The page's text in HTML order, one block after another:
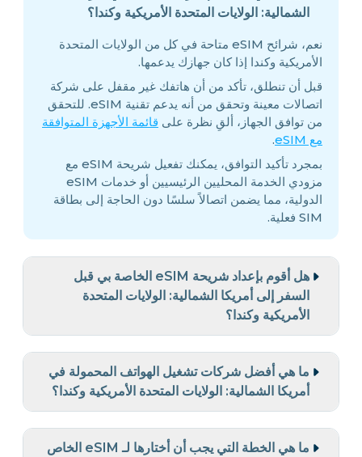
الشمالية: الولايات المتحدة الأمريكية وكندا؟
نعم، شرائح eSIM متاحة في كل من الولايات المتحدة
الأمريكية وكندا إذا كان جهازك يدعمها.
قبل أن تنطلق، تأكد من أن هاتفك غير مقفل على شركة
اتصالات معينة وتحقق من أنه يدعم تقنية eSIM. للتحقق
من توافق الجهاز، ألقِ نظرة على قائمة الأجهزة المتوافقة
مع eSIM
.
بمجرد تأكيد التوافق، يمكنك تفعيل شريحة eSIM مع
مزودي الخدمة المحليين الرئيسيين أو خدمات eSIM
الدولية، مما يضمن اتصالاً سلسًا دون الحاجة إلى بطاقة
SIM فعلية.
هل أقوم بإعداد شريحة eSIM الخاصة بي قبل
السفر إلى أمريكا الشمالية: الولايات المتحدة
الأمريكية وكندا؟
ما هي أفضل شركات تشغيل الهواتف المحمولة في
أمريكا الشمالية: الولايات المتحدة الأمريكية وكندا؟
ما هي الخطة التي يجب أن أختارها لـ eSIM الخاص